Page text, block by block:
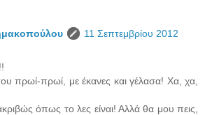
11 Σεπτεμβρίου 2012
πρωί-πρωί, με έκανες και γέλασα! Χα, χα,
όπως το λες είναι! Αλλά θα μου πεις,